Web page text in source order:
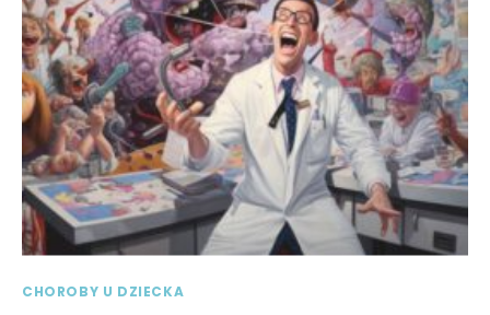
CHOROBY U DZIECKA